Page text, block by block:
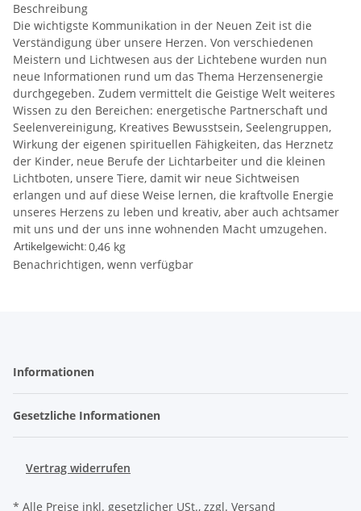
Beschreibung
Die wichtigste Kommunikation in der Neuen Zeit ist die
Verständigung über unsere Herzen. Von verschiedenen
Meistern und Lichtwesen aus der Lichtebene wurden nun
neue Informationen rund um das Thema Herzensenergie
durchgegeben. Zudem vermittelt die Geistige Welt weiteres
Wissen zu den Bereichen: energetische Partnerschaft und
Seelenvereinigung, Kreatives Bewusstsein, Seelengruppen,
Wirkung der eigenen spirituellen Fähigkeiten, das Herznetz
der Kinder, neue Berufe der Lichtarbeiter und die kleinen
Lichtboten, unsere Tiere, damit wir neue Sichtweisen
erlangen und auf diese Weise lernen, die kraftvolle Energie
unseres Herzens zu leben und kreativ, aber auch achtsamer
mit uns und der uns inne wohnenden Macht umzugehen.
Artikelgewicht:0,46 kg
Benachrichtigen, wenn verfügbar
Informationen
Gesetzliche Informationen
Vertrag widerrufen
* Alle Preise inkl. gesetzlicher USt., zzgl. Versand